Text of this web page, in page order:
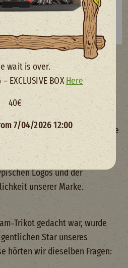
2025 in Düsseldorf: Wir
einheitliche Kleidung
etwas mit
eigenen Stil.
Outfit vorgestellt: das offizielle
— ein
für unser Team entworfen,
Logos und der
unserer Marke.
gedacht war, wurde
Star unseres
hörten wir dieselben Fragen:
wait is over.
– EXCLUSIVE BOXHere
40€
7/04/2026 12:00